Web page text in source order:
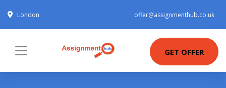
London offer@assignmenthub.co.uk
GET OFFER